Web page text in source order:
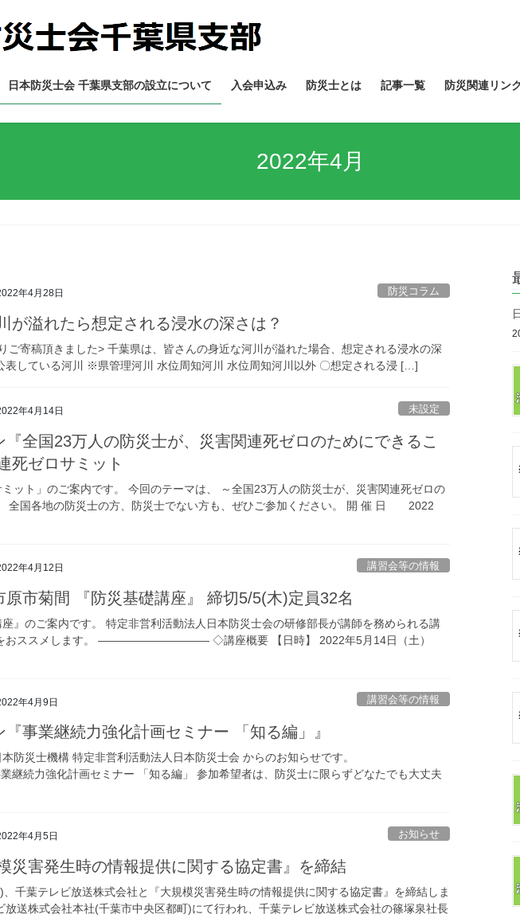
日本防災士会 千葉県支部の設立について 入会申込み 防災士とは 記事一覧 防災関連リンク
2022年4月
年4月28日 防災コラム
が溢れたら想定される浸水の深さは？
ご寄稿頂きました> 千葉県は、皆さんの身近な河川が溢れた場合、想定される浸水の深
表している河川 ※県管理河川 水位周知河川 水位周知河川以外 〇想定される浸 […]
年4月14日 未設定
全国23万人の防災士が、災害関連死ゼロのためにできるこ
死ゼロサミット
ミット」のご案内です。 今回のテーマは、 ～全国23万人の防災士が、災害関連死ゼロの
全国各地の防災士の方、防災士でない方も、ぜひご参加ください。 開 催 日 2022
年4月12日 講習会等の情報
原市菊間 『防災基礎講座』 締切5/5(木)定員32名
』のご案内です。 特定非営利活動法人日本防災士会の研修部長が講師を務められる講
をおススメします。 ―――――――――― ◇講座概要 【日時】 2022年5月14日（土）
年4月9日 講習会等の情報
事業継続力強化計画セミナー 「知る編」』
防災士機構 特定非営利活動法人日本防災士会 からのお知らせです。
強化計画セミナー 「知る編」 参加希望者は、防災士に限らずどなたでも大丈夫
年4月5日 お知らせ
災害発生時の情報提供に関する協定書』を締結
千葉テレビ放送株式会社と『大規模災害発生時の情報提供に関する協定書』を締結しま
放送株式会社本社(千葉市中央区都町)にて行われ、千葉テレビ放送株式会社の篠塚泉社長